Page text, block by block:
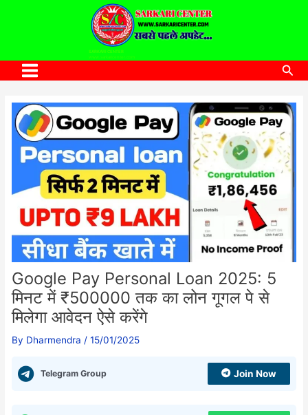
SARKARI CENTER
www.sarkaricenter.com
Main
Menu
Google Pay Personal Loan 2025: 5
मिनट में ₹500000 तक का लोन गूगल पे से
मिलेगा आवेदन ऐसे करेंगे
By Dharmendra /15/01/2025
Telegram Group Join Now